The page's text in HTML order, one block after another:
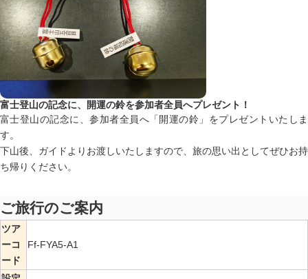
富士登山の記念に、開運の鈴を参加者全員へプレゼント！
富士登山の記念に、参加者全員へ「開運の鈴」をプレゼントいたしま
す。
下山後、ガイドよりお渡しいたしますので、旅の思い出としてぜひお持
ち帰りください。
ご旅行のご案内
ツア
ーコ
ード
Ff-FYA5-A1